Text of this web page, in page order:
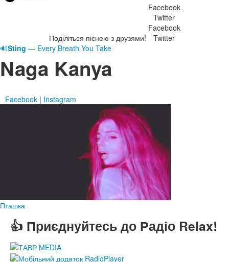
Поділіться піснею з друзями!
Facebook
Twitter
Facebook
Twitter
🔊Sting — Every Breath You Take
Naga Kanya
Facebook | Instagram
Пташка
👍 Приєднуйтесь до Радіо Relax!